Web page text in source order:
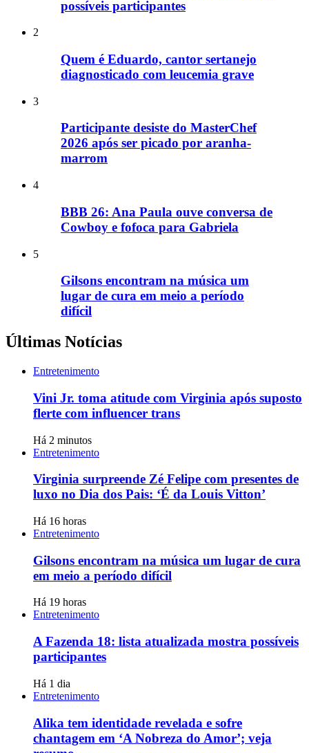
possíveis participantes
2
Quem é Eduardo, cantor sertanejo
diagnosticado com leucemia grave
3
Participante desiste do MasterChef
2026 após ser picado por aranha-
marrom
4
BBB 26: Ana Paula ouve conversa de
Cowboy e fofoca para Gabriela
5
Gilsons encontram na música um
lugar de cura em meio a período
difícil
Últimas Notícias
Entretenimento
Vini Jr. toma atitude com Virginia após suposto
flerte com influencer trans
Há 2 minutos
Entretenimento
Virginia surpreende Zé Felipe com presentes de
luxo no Dia dos Pais: ‘É da Louis Vitton’
Há 16 horas
Entretenimento
Gilsons encontram na música um lugar de cura
em meio a período difícil
Há 19 horas
Entretenimento
A Fazenda 18: lista atualizada mostra possíveis
participantes
Há 1 dia
Entretenimento
Alika tem identidade revelada e sofre
chantagem em ‘A Nobreza do Amor’; veja